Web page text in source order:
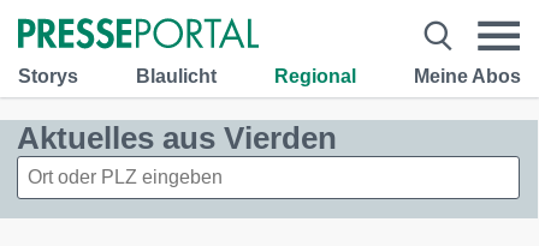
Storys Blaulicht Regional Meine Abos
Aktuelles aus Vierden